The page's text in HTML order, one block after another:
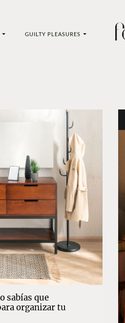
GUILTY PLEASURES
sabías que
organizar tu